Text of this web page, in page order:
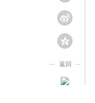
返回